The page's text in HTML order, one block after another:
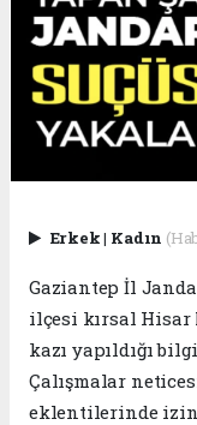
Erkek| Kadın
Gaziantep İl
ilçesi kırsal Hisar
kazı yapıldığı
Çalışmalar
eklentilerinde